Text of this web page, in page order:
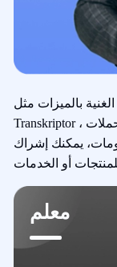
بالميزات مثل
Transkriptor ، يمكنك إنشاء مقاطع فيديو توضيحية جذابة للحملات
يمكنك إشراك
معلم